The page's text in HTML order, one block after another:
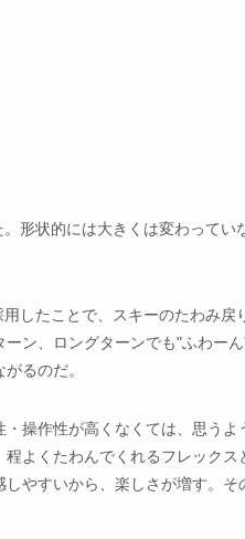
形状的には大きくは変わってい
したことで、スキーのたわみ戻
ン、ロングターンでも"ふわーん
るのだ。
操作性が高くなくては、思うよ
よくたわんでくれるフレックス
やすいから、楽しさが増す。そ